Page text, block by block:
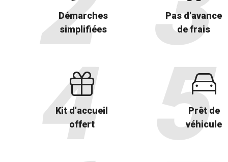
Démarches
simplifiées
Pas d'avance
de frais
Kit d'accueil
offert
Prêt de
véhicule